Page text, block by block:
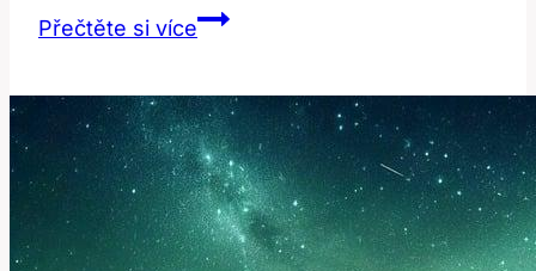
Přečtěte si víceOtok
Tříselné
Kýly:
Co
Dělat?